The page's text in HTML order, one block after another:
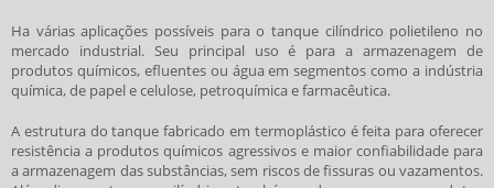
Ha várias aplicações possíveis para o tanque cilíndrico polietileno no
mercado industrial. Seu principal uso é para a armazenagem de
produtos químicos, efluentes ou água em segmentos como a indústria
química, de papel e celulose, petroquímica e farmacêutica.
A estrutura do tanque fabricado em termoplástico é feita para oferecer
resistência a produtos químicos agressivos e maior confiabilidade para
a armazenagem das substâncias, sem riscos de fissuras ou vazamentos.